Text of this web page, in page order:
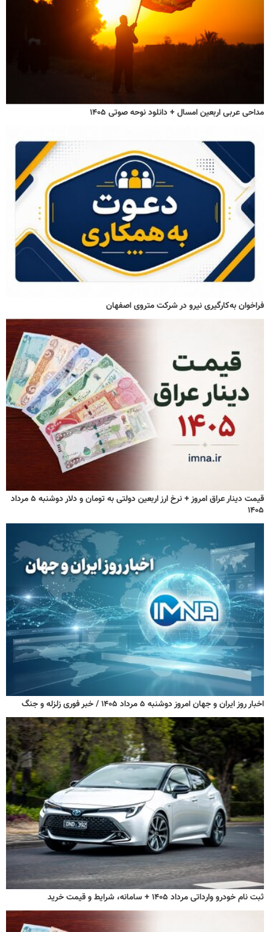
مداحی عربی اربعین امسال + دانلود نوحه صوتی ۱۴۰۵
فراخوان به‌کارگیری نیرو در شرکت متروی اصفهان
قیمت دینار عراق امروز + نرخ ارز اربعین دولتی به تومان و دلار دوشنبه ۵ مرداد
۱۴۰۵
اخبار روز ایران و جهان امروز دوشنبه ۵ مرداد ۱۴۰۵ / خبر فوری زلزله و جنگ
ثبت نام خودرو وارداتی مرداد ۱۴۰۵ + سامانه، شرایط و قیمت خرید